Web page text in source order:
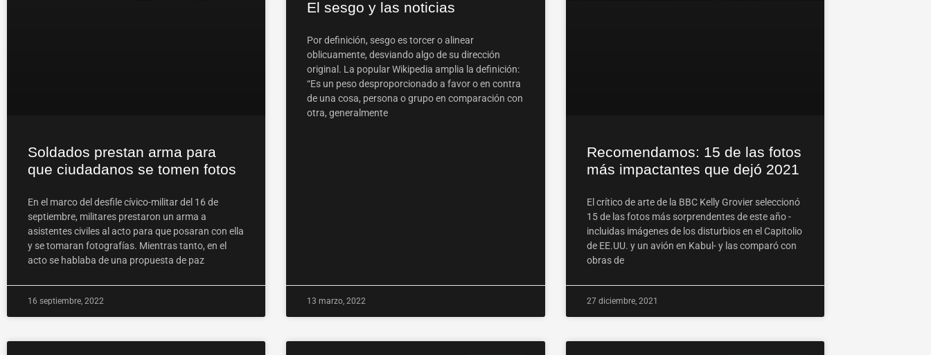
Soldados prestan arma para
que ciudadanos se tomen fotos
En el marco del desfile cívico-militar del 16 de
septiembre, militares prestaron un arma a
asistentes civiles al acto para que posaran con ella
y se tomaran fotografías. Mientras tanto, en el
acto se hablaba de una propuesta de paz
16 septiembre, 2022
El sesgo y las noticias
Por definición, sesgo es torcer o alinear
oblicuamente, desviando algo de su dirección
original. La popular Wikipedia amplia la definición:
“Es un peso desproporcionado a favor o en contra
de una cosa, persona o grupo en comparación con
otra, generalmente
13 marzo, 2022
Recomendamos: 15 de las fotos
más impactantes que dejó 2021
El crítico de arte de la BBC Kelly Grovier seleccionó
15 de las fotos más sorprendentes de este año -
incluidas imágenes de los disturbios en el Capitolio
de EE.UU. y un avión en Kabul- y las comparó con
obras de
27 diciembre, 2021